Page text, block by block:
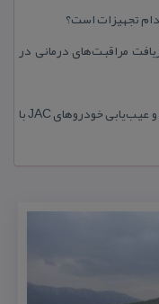
مراقبت‌های درمانی در
امداد خودرو جك در مشهد | تعمیر تخصصی و عیب‌یابی خودروهای JAC با